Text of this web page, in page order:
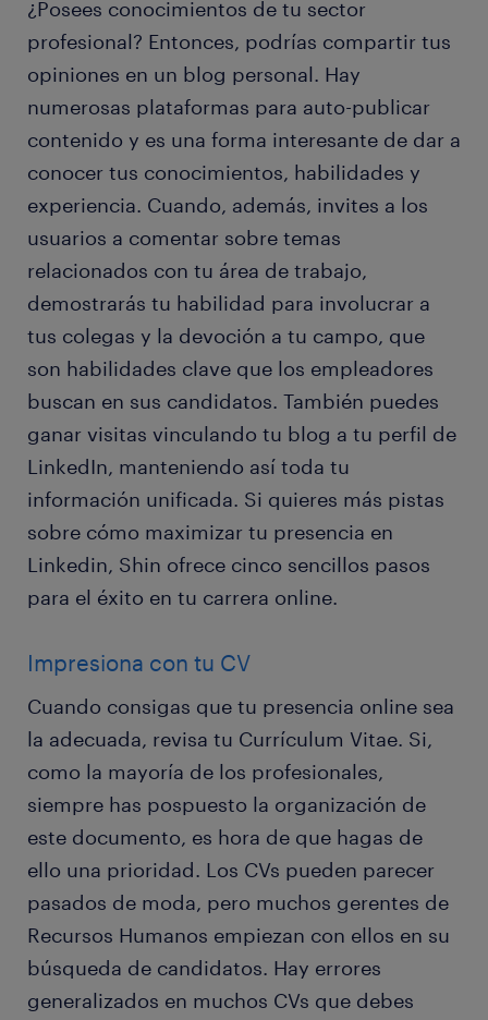
¿Posees conocimientos de tu sector
profesional? Entonces, podrías compartir tus
opiniones en un blog personal. Hay
numerosas plataformas para auto-publicar
contenido y es una forma interesante de dar a
conocer tus conocimientos, habilidades y
experiencia. Cuando, además, invites a los
usuarios a comentar sobre temas
relacionados con tu área de trabajo,
demostrarás tu habilidad para involucrar a
tus colegas y la devoción a tu campo, que
son habilidades clave que los empleadores
buscan en sus candidatos. También puedes
ganar visitas vinculando tu blog a tu perfil de
LinkedIn, manteniendo así toda tu
información unificada. Si quieres más pistas
sobre cómo maximizar tu presencia en
Linkedin, Shin ofrece cinco sencillos pasos
para el éxito en tu carrera online.
Impresiona con tu CV
Cuando consigas que tu presencia online sea
la adecuada, revisa tu Currículum Vitae. Si,
como la mayoría de los profesionales,
siempre has pospuesto la organización de
este documento, es hora de que hagas de
ello una prioridad. Los CVs pueden parecer
pasados de moda, pero muchos gerentes de
Recursos Humanos empiezan con ellos en su
búsqueda de candidatos. Hay errores
generalizados en muchos CVs que debes